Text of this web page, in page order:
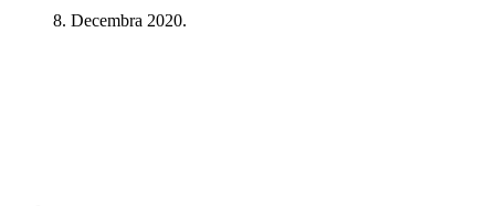
8. Decembra 2020.